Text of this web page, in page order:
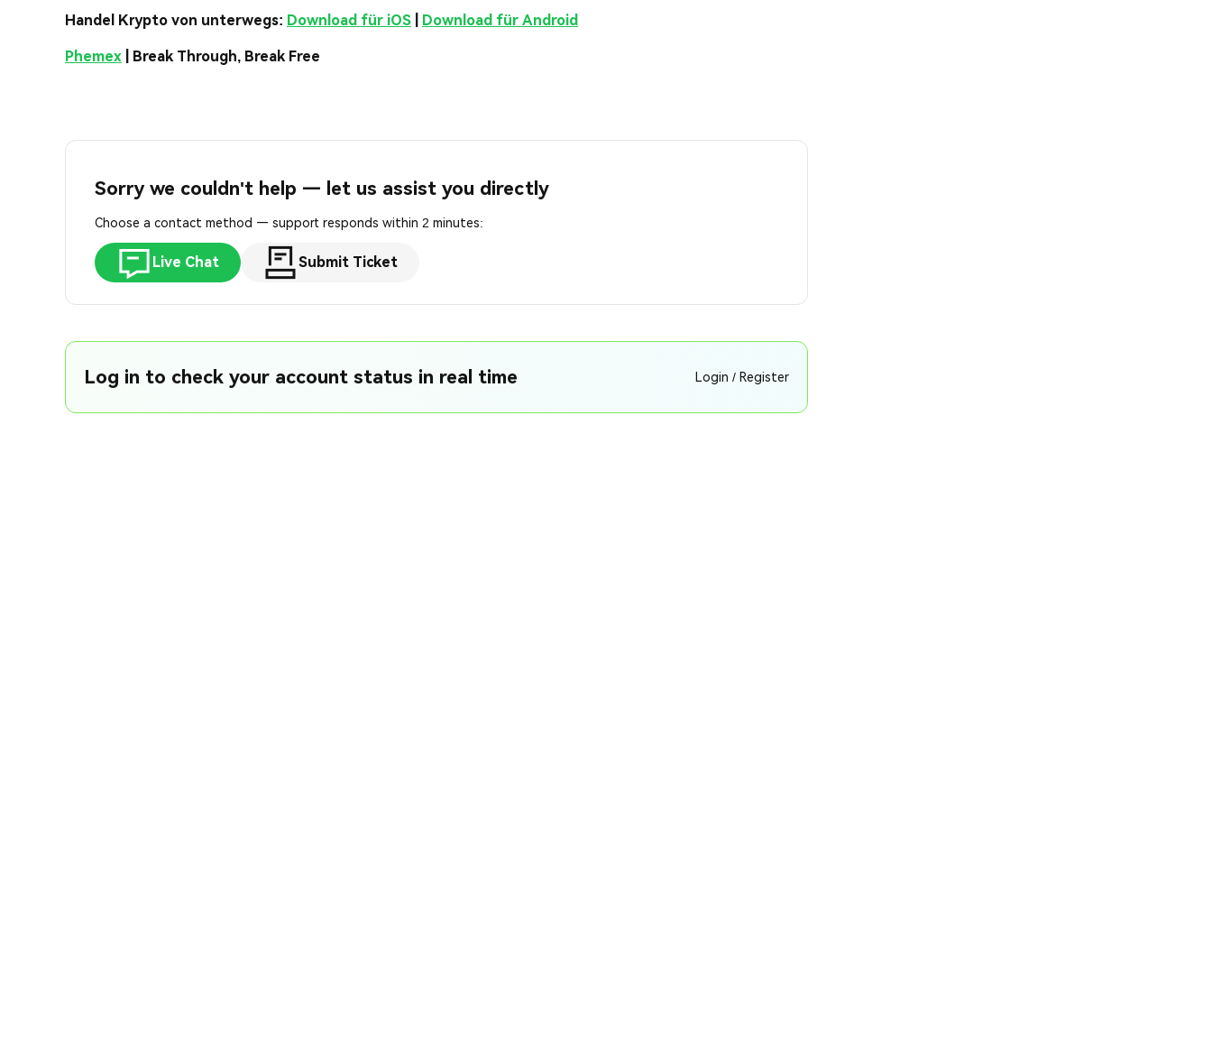
Handel Krypto von unterwegs: Download für iOS Download für Android
Phemex | Break Through, Break Free
Sorry we couldn't help — let us assist you directly
Choose a contact method — support responds within 2 minutes:
Live Chat Submit Ticket
Log in to check your account status in real time Login / Register